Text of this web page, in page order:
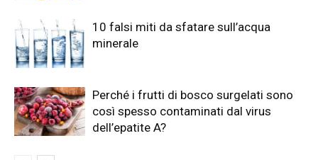
10 falsi miti da sfatare sull’acqua
minerale
Perché i frutti di bosco surgelati sono
così spesso contaminati dal virus
dell’epatite A?